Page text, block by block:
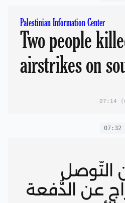
Palestinian Information Center
Two people
airstrikes on
07:14
07:32
التَّوصل
عن الدُّفعة